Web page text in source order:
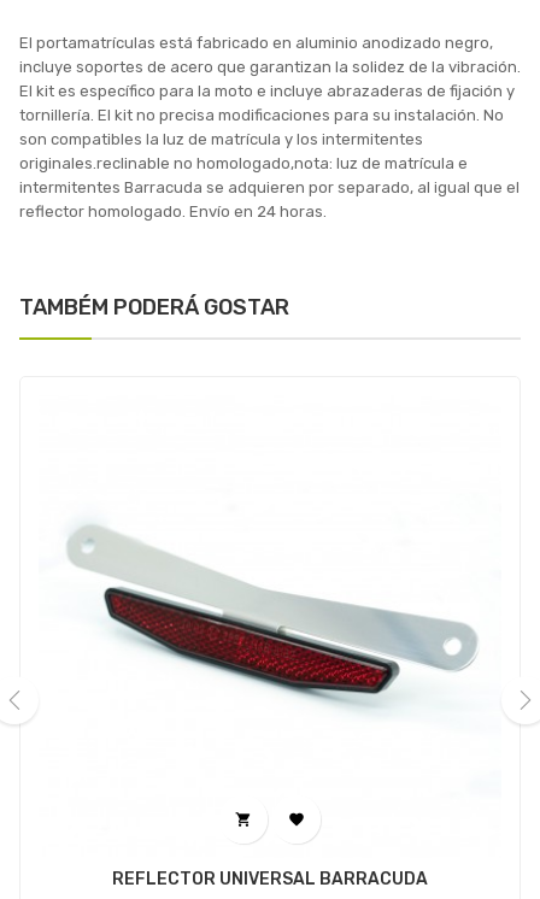
El portamatrículas está fabricado en aluminio anodizado negro,
incluye soportes de acero que garantizan la solidez de la vibración.
El kit es específico para la moto e incluye abrazaderas de fijación y
tornillería. El kit no precisa modificaciones para su instalación. No
son compatibles la luz de matrícula y los intermitentes
originales.reclinable no homologado,nota: luz de matrícula e
intermitentes Barracuda se adquieren por separado, al igual que el
reflector homologado. Envío en 24 horas.
TAMBÉM PODERÁ GOSTAR
 
REFLECTOR UNIVERSAL BARRACUDA